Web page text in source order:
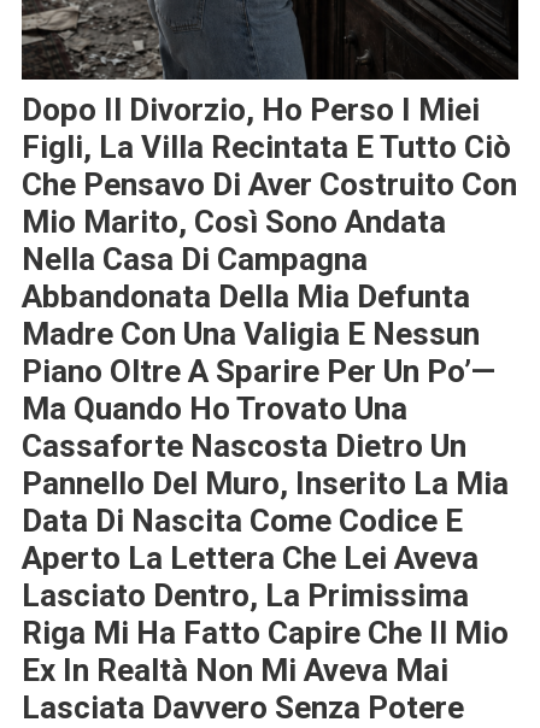
Dopo Il Divorzio, Ho Perso I Miei
Figli, La Villa Recintata E Tutto Ciò
Che Pensavo Di Aver Costruito Con
Mio Marito, Così Sono Andata
Nella Casa Di Campagna
Abbandonata Della Mia Defunta
Madre Con Una Valigia E Nessun
Piano Oltre A Sparire Per Un Po’—
Ma Quando Ho Trovato Una
Cassaforte Nascosta Dietro Un
Pannello Del Muro, Inserito La Mia
Data Di Nascita Come Codice E
Aperto La Lettera Che Lei Aveva
Lasciato Dentro, La Primissima
Riga Mi Ha Fatto Capire Che Il Mio
Ex In Realtà Non Mi Aveva Mai
Lasciata Davvero Senza Potere